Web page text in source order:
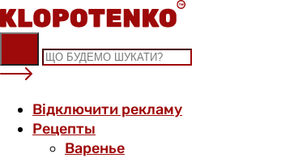
Skip
to
content
Відключити рекламу
Рецепты
Варенье